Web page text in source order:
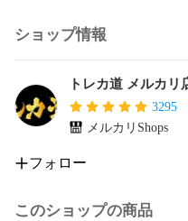
ショップ情報
トレカ道 メルカリ
3295
メルカリShops
フォロー
このショップの商品